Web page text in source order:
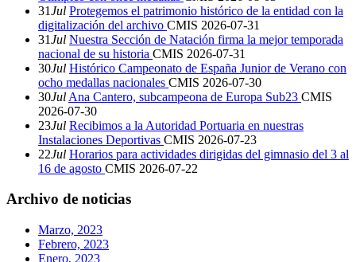
31Jul Protegemos el patrimonio histórico de la entidad con la
digitalización del archivo CMIS 2026-07-31
31Jul Nuestra Sección de Natación firma la mejor temporada
nacional de su historia CMIS 2026-07-31
30Jul Histórico Campeonato de España Junior de Verano con
ocho medallas nacionales CMIS 2026-07-30
30Jul Ana Cantero, subcampeona de Europa Sub23 CMIS
2026-07-30
23Jul Recibimos a la Autoridad Portuaria en nuestras
Instalaciones Deportivas CMIS 2026-07-23
22Jul Horarios para actividades dirigidas del gimnasio del 3 al
16 de agosto CMIS 2026-07-22
Archivo de noticias
Marzo, 2023
Febrero, 2023
Enero, 2023